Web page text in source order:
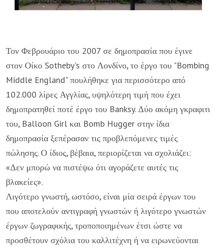
Τον Φεβρουάριο του 2007 σε δημοπρασία που έγινε
στον Οίκο Sotheby's στο Λονδίνο, το έργο του "Bombing
Middle England" πουλήθηκε για περισσότερο από
102.000 λίρες Αγγλίας, υψηλότερη τιμή που έχει
δημοπρατηθεί ποτέ έργο του Banksy. Δύο ακόμη γκραφιτι
του, Balloon Girl και Bomb Hugger στην ίδια
δημοπρασία ξεπέρασαν τις προβλεπόμενες τιμές
πώλησης. Ο ίδιος, βέβαια, περιορίζεται να σχολιάζει:
«Δεν μπορώ να πιστέψω ότι αγοράζετε αυτές τις
βλακείες».
Λιγότερο γνωστή, ωστόσο, είναι μία σειρά έργων του
που αποτελούν αντιγραφή γνωστών ή λιγότερο γνωστών
έργων ζωγραφικής, τροποποιημένων έτσι ώστε να
προσθέτουν σχόλια του καλλιτέχνη ή να ειρωνεύονται